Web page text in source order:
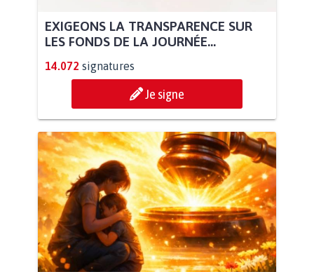
EXIGEONS LA TRANSPARENCE SUR
LES FONDS DE LA JOURNÉE...
14.072 signatures
Je signe